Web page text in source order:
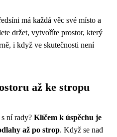
má každá věc své místo a
držet, vytvoříte prostor, který
i když ve skutečnosti není
až ke stropu
ní rady? Klíčem k úspěchu je
až po strop. Když se nad